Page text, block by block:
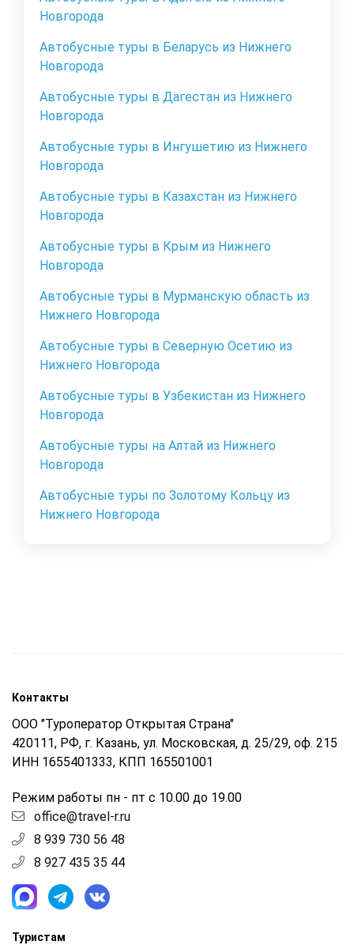
Новгорода
Автобусные туры в Беларусь из Нижнего
Новгорода
Автобусные туры в Дагестан из Нижнего
Новгорода
Автобусные туры в Ингушетию из Нижнего
Новгорода
Автобусные туры в Казахстан из Нижнего
Новгорода
Автобусные туры в Крым из Нижнего
Новгорода
Автобусные туры в Мурманскую область из
Нижнего Новгорода
Автобусные туры в Северную Осетию из
Нижнего Новгорода
Автобусные туры в Узбекистан из Нижнего
Новгорода
Автобусные туры на Алтай из Нижнего
Новгорода
Автобусные туры по Золотому Кольцу из
Нижнего Новгорода
Контакты
ООО "Туроператор Открытая Страна"
420111, РФ, г. Казань, ул. Московская, д. 25/29, оф. 215
ИНН 1655401333, КПП 165501001
Режим работы пн - пт с 10.00 до 19.00
office@travel-r.ru
8 939 730 56 48
8 927 435 35 44
Туристам